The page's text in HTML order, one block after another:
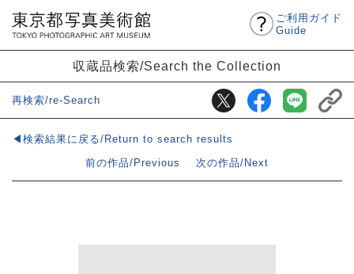
ご利用ガイド
Guide
収蔵品検索/Search the Collection
再検索/re-Search
◀検索結果に戻る/Return to search results
前の作品/Previous
次の作品/Next